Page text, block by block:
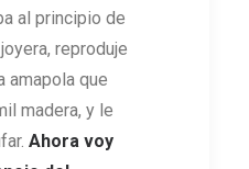
al principio de
reproduje
amapola que
madera, y le
Ahora voy